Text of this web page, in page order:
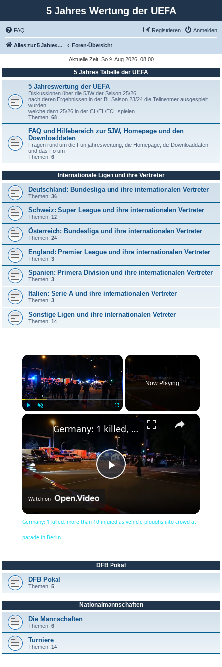
5 Jahres Wertung der UEFA
FAQ Anmelden
Registrieren
Alles zur 5 Jahreswertung / Tabelle der UEFA mit vielen Statistiken. Foren-Übersicht
Aktuelle Zeit: So 9. Aug 2026, 08:00
5 Jahres Tabelle der UEFA
5 Jahreswertung der UEFA
Diskussionen über die 5JW der Saison 25/26,
nach deren Ergebnissen in der BL Saison 23/24 die Teilnehmer ausgespielt
wurden,
welche dann 25/26 in der CL/EL/ECL spielen
Themen: 68
FAQ und Hilfebereich zur 5JW, Homepage und den
Downloaddaten
Fragen rund um die Fünfjahreswertung, die Homepage, die Downloaddaten
und das Forum
Themen: 6
Internationale Ligen und ihre Vertreter
Deutschland: Bundesliga und ihre internationalen Vertreter
Themen: 36
Schweiz: Super League und ihre internationalen Vertreter
Themen: 12
Österreich: Bundesliga und ihre internationalen Vertreter
Themen: 24
England: Premier League und ihre internationalen Vertreter
Themen: 3
Spanien: Primera Division und ihre internationalen Vertreter
Themen: 3
Italien: Serie A und ihre internationalen Vertreter
Themen: 3
Sonstige Ligen und ihre internationalen Vetreter
Themen: 14
×
Fullscreen
Now Playing
×
P
l
y
V
d
Germany: 1 killed, more than 10 injured as vehicle ploughs into crowd at parade in Berlin.
Watch on
Germany: 1 killed, more than 10 injured as vehicle ploughs into crowd at
parade in Berlin.
DFB Pokal
DFB Pokal
Themen: 5
Nationalmannschaften
Die Mannschaften
Themen: 6
Turniere
Themen: 14